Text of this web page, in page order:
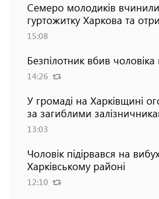
Семеро молодиків
гуртожитку Харкова та
15:08
Безпілотник вбив
14:26
У громаді на Харківщині
за загиблими
13:03
Чоловік підірвався на
Харківському районі
12:10